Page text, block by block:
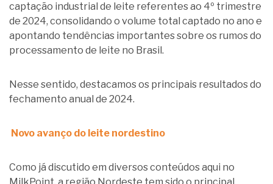
captação industrial de leite referentes ao 4º trimestre
de 2024, consolidando o volume total captado no ano e
apontando tendências importantes sobre os rumos do
processamento de leite no Brasil.
Nesse sentido, destacamos os principais resultados do
fechamento anual de 2024.
Novo avanço do leite nordestino
Como já discutido em diversos conteúdos aqui no